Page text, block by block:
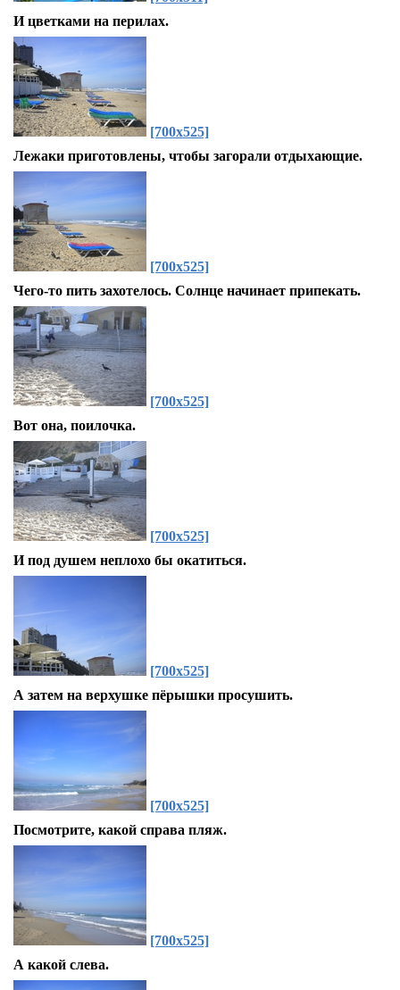
И цветками на перилах.
[700x525]
Лежаки приготовлены, чтобы загорали отдыхающие.
[700x525]
Чего-то пить захотелось. Солнце начинает припекать.
[700x525]
Вот она, поилочка.
[700x525]
И под душем неплохо бы окатиться.
[700x525]
А затем на верхушке пёрышки просушить.
[700x525]
Посмотрите, какой справа пляж.
[700x525]
А какой слева.